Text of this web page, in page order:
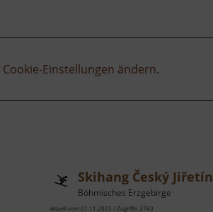
Cookie-Einstellungen ändern.
Skihang Český Jiřetín
Böhmisches Erzgebirge
aktuell vom 01.11.2025 / Zugriffe: 2743